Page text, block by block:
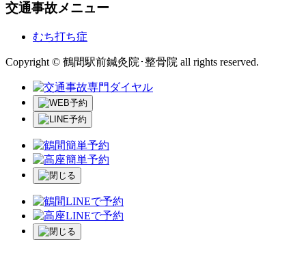
交通事故メニュー
むち打ち症
Copyright © 鶴間駅前鍼灸院･整骨院 all rights reserved.